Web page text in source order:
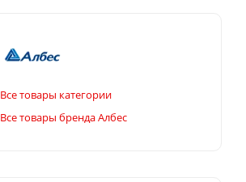
Все товары категории
Все товары бренда Албес